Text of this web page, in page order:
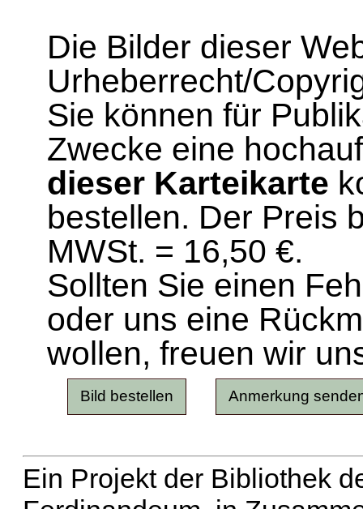
Die Bilder dieser
Urheberrecht/
Sie können für
Zwecke eine
dieser Karteikarte
bestellen. Der Preis
MWSt. = 16,50 €.
Sollten Sie einen
oder uns eine
wollen, freuen wir
Ein Projekt der Bibliothek